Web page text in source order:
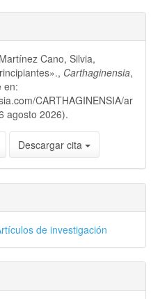
Cano, Silvia,
Carthaginensia,
en:
CARTHAGINENSIA/ar
agosto 2026).
Descargar cita
de investigación